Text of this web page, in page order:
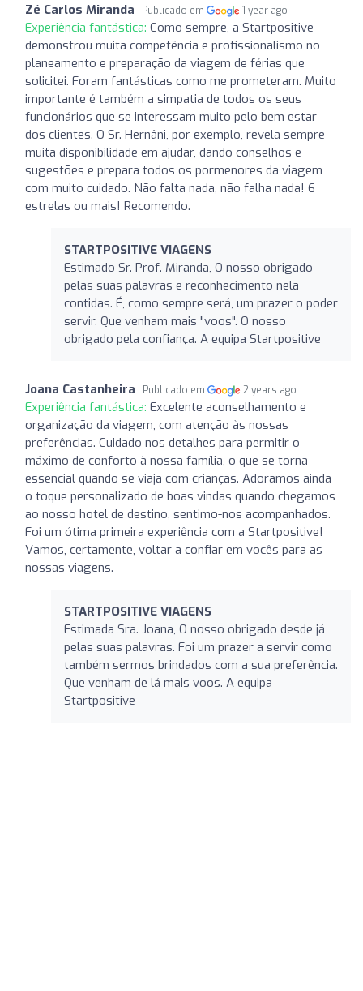
Zé Carlos Miranda Publicado em 1 year ago
Experiência fantástica: Como sempre, a Startpositive
demonstrou muita competência e profissionalismo no
planeamento e preparação da viagem de férias que
solicitei. Foram fantásticas como me prometeram. Muito
importante é também a simpatia de todos os seus
funcionários que se interessam muito pelo bem estar
dos clientes. O Sr. Hernâni, por exemplo, revela sempre
muita disponibilidade em ajudar, dando conselhos e
sugestões e prepara todos os pormenores da viagem
com muito cuidado. Não falta nada, não falha nada! 6
estrelas ou mais! Recomendo.
STARTPOSITIVE VIAGENS
Estimado Sr. Prof. Miranda, O nosso obrigado
pelas suas palavras e reconhecimento nela
contidas. É, como sempre será, um prazer o poder
servir. Que venham mais "voos". O nosso
obrigado pela confiança. A equipa Startpositive
Joana Castanheira Publicado em 2 years ago
Experiência fantástica: Excelente aconselhamento e
organização da viagem, com atenção às nossas
preferências. Cuidado nos detalhes para permitir o
máximo de conforto à nossa família, o que se torna
essencial quando se viaja com crianças. Adoramos ainda
o toque personalizado de boas vindas quando chegamos
ao nosso hotel de destino, sentimo-nos acompanhados.
Foi um ótima primeira experiência com a Startpositive!
Vamos, certamente, voltar a confiar em vocês para as
nossas viagens.
STARTPOSITIVE VIAGENS
Estimada Sra. Joana, O nosso obrigado desde já
pelas suas palavras. Foi um prazer a servir como
também sermos brindados com a sua preferência.
Que venham de lá mais voos. A equipa
Startpositive